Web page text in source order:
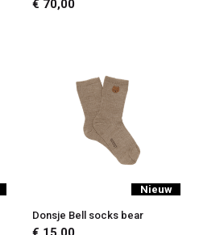
€ 70,00
Nieuw
Donsje Bell socks bear